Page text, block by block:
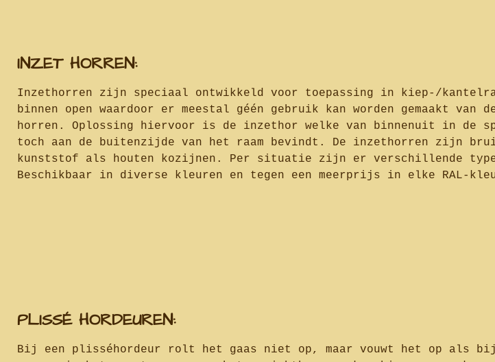
INZET HORREN:
Inzethorren zijn speciaal ontwikkeld voor toepassing in kiep-/
binnen open waardoor er meestal géén gebruik kan worden gemaakt van
horren. Oplossing hiervoor is de inzethor welke van binnenuit in de
toch aan de buitenzijde van het raam bevindt. De inzethorren zijn
kunststof als houten kozijnen. Per situatie zijn er verschillende
Beschikbaar in diverse kleuren en tegen een meerprijs in elke RAL-
PLISSÉ HORDEUREN:
Bij een plisséhordeur rolt het gaas niet op, maar vouwt het op als bij